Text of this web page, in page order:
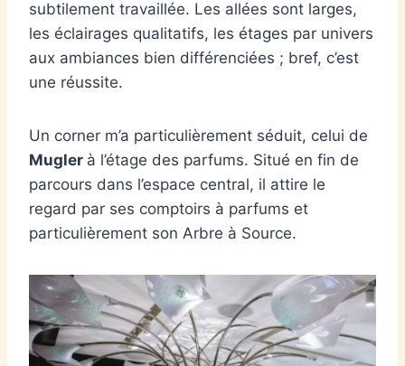
subtilement travaillée. Les allées sont larges,
les éclairages qualitatifs, les étages par univers
aux ambiances bien différenciées ; bref, c’est
une réussite.
Un corner m’a particulièrement séduit, celui de
Mugler à l’étage des parfums. Situé en fin de
parcours dans l’espace central, il attire le
regard par ses comptoirs à parfums et
particulièrement son Arbre à Source.